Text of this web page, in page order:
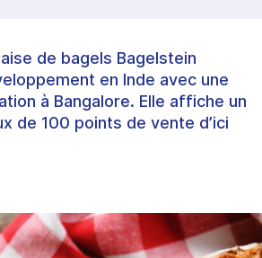
de bagels Bagelstein
en Inde avec une
à Bangalore. Elle affiche un
de 100 points de vente d’ici